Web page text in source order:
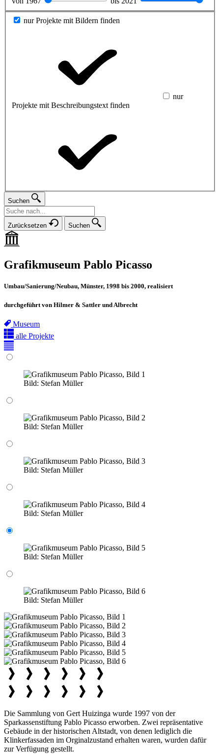
nur Projekte mit Bildern finden
nur
Projekte mit Beschreibungstext finden
Suchen
Zurücksetzen Suchen
Grafikmuseum Pablo Picasso
Umbau/Sanierung/Neubau, Münster, 1998 bis 2000, realisiert
durchgeführt von Hilmer & Sattler und Albrecht
Museum
alle Projekte
Bild: Stefan Müller
Bild: Stefan Müller
Bild: Stefan Müller
Bild: Stefan Müller
Bild: Stefan Müller
Bild: Stefan Müller
Die Sammlung von Gert Huizinga wurde 1997 von der
Sparkassenstiftung Pablo Picasso erworben. Zwei repräsentative
Gebäude in der historischen Altstadt, von denen lediglich die
Klinkerfassaden im Orginalzustand erhalten waren, wurden dafür
zur Verfügung gestellt.